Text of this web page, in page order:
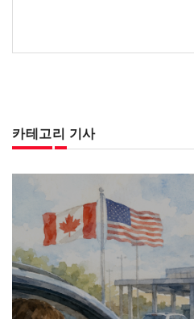
카테고리 기사